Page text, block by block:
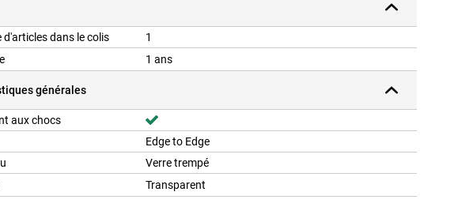
d'articles dans le colis
1
1 ans
générales
aux chocs
Edge to Edge
Verre trempé
Transparent